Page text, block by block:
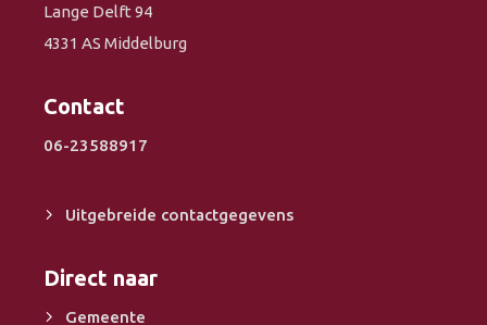
Lange Delft 94
4331 AS Middelburg
Contact
06-23588917
Uitgebreide contactgegevens
Direct naar
Gemeente